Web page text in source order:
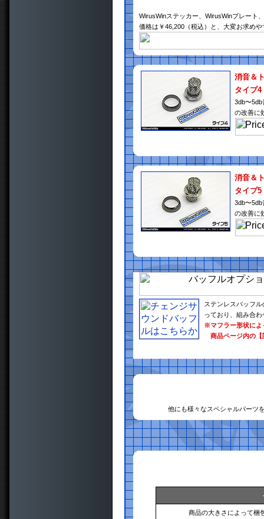
WirusWinステッカー、WirusWinプレート
価格は￥46,200（税込）と、大変お求め
消音＆
タイプ4
3db〜
の改善に
消音＆
タイプ5
3db〜
の改善に
ステンレスバッフ
っており、組み合
※マフラー形状によ
商品ページ内の【
他にも様々なスペシャルパーツ
商品の大きさによって梱